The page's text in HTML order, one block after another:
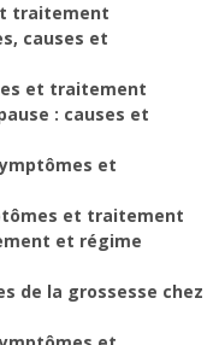
traitement
causes et
et traitement
: causes et
et
et traitement
et régime
de la grossesse chez